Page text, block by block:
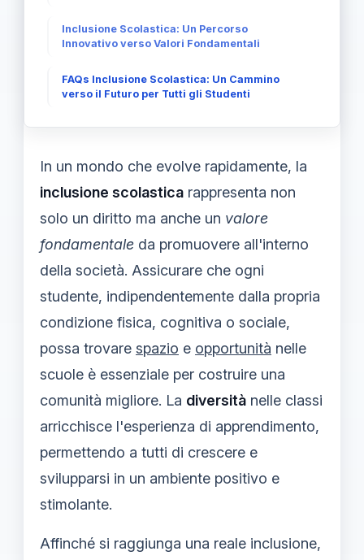
Inclusione Scolastica: Un Percorso
Innovativo verso Valori Fondamentali
FAQs Inclusione Scolastica: Un Cammino
verso il Futuro per Tutti gli Studenti
In un mondo che evolve rapidamente, la
inclusione scolastica rappresenta non
solo un diritto ma anche un valore
fondamentale da promuovere all'interno
della società. Assicurare che ogni
studente, indipendentemente dalla propria
condizione fisica, cognitiva o sociale,
possa trovare spazio e opportunità nelle
scuole è essenziale per costruire una
comunità migliore. La diversità nelle classi
arricchisce l'esperienza di apprendimento,
permettendo a tutti di crescere e
svilupparsi in un ambiente positivo e
stimolante.
Affinché si raggiunga una reale inclusione,